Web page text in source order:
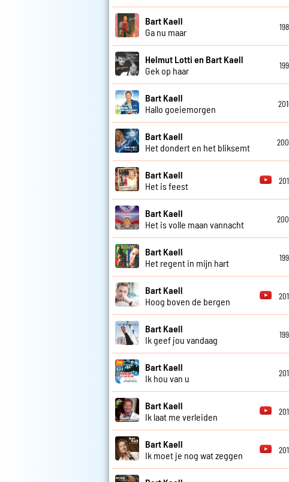
Bart Kaell
Ga nu maar
Helmut Lotti en Bart Kaell
Gek op haar
Bart Kaell
Hallo goeiemorgen
Bart Kaell
Het dondert en het bliksemt
Bart Kaell
Het is feest
Bart Kaell
Het is volle maan vannacht
Bart Kaell
Het regent in mijn hart
Bart Kaell
Hoog boven de bergen
Bart Kaell
Ik geef jou vandaag
Bart Kaell
Ik hou van u
Bart Kaell
Ik laat me verleiden
Bart Kaell
Ik moet je nog wat zeggen